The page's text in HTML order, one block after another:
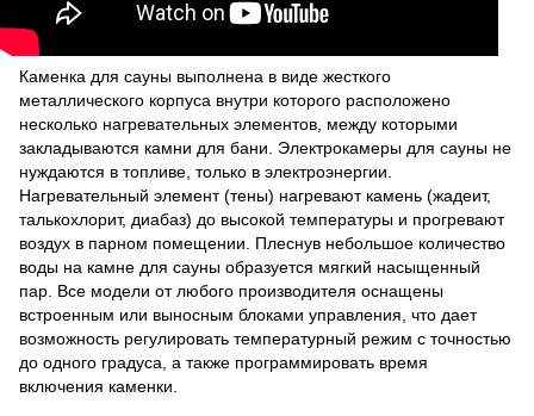
Каменка для сауны выполнена в виде жесткого
металлического корпуса внутри которого расположено
несколько нагревательных элементов, между которыми
закладываются камни для бани. Электрокамеры для сауны не
нуждаются в топливе, только в электроэнергии.
Нагревательный элемент (тены) нагревают камень (жадеит,
талькохлорит, диабаз) до высокой температуры и прогревают
воздух в парном помещении. Плеснув небольшое количество
воды на камне для сауны образуется мягкий насыщенный
пар. Все модели от любого производителя оснащены
встроенным или выносным блоками управления, что дает
возможность регулировать температурный режим с точностью
до одного градуса, а также программировать время
включения каменки.